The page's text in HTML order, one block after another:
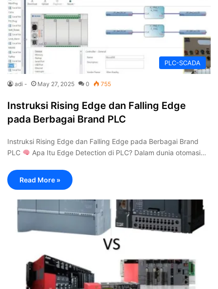
PLC-SCADA
adi - May 27, 2025 0 755
Instruksi Rising Edge dan Falling Edge
pada Berbagai Brand PLC
Instruksi Rising Edge dan Falling Edge pada Berbagai Brand
PLC
Apa Itu Edge Detection di PLC? Dalam dunia otomasi…
Read More »